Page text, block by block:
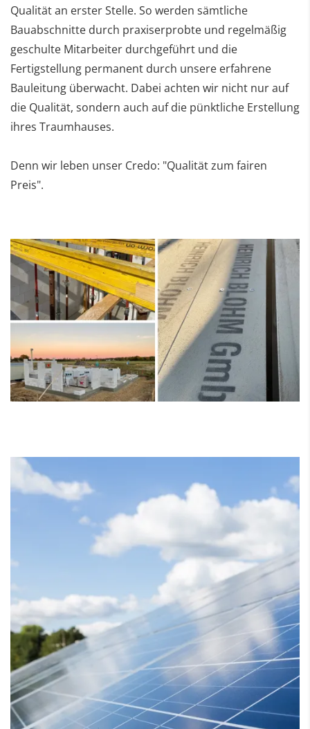
Qualität an erster Stelle. So werden sämtliche
Bauabschnitte durch praxiserprobte und regelmäßig
geschulte Mitarbeiter durchgeführt und die
Fertigstellung permanent durch unsere erfahrene
Bauleitung überwacht. Dabei achten wir nicht nur auf
die Qualität, sondern auch auf die pünktliche Erstellung
ihres Traumhauses.
Denn wir leben unser Credo: "Qualität zum fairen
Preis".